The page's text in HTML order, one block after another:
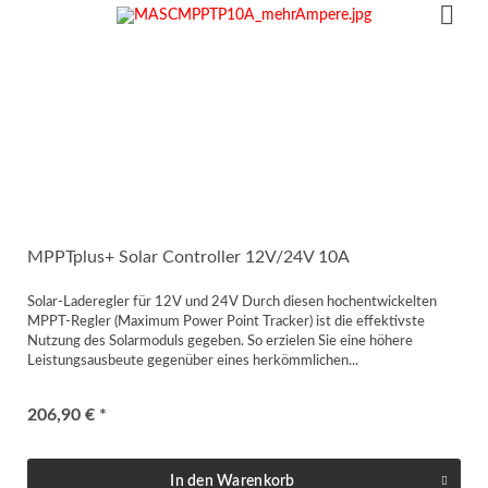
MPPTplus+ Solar Controller 12V/24V 10A
Solar-Laderegler für 12V und 24V Durch diesen hochentwickelten
MPPT-Regler (Maximum Power Point Tracker) ist die effektivste
Nutzung des Solarmoduls gegeben. So erzielen Sie eine höhere
Leistungsausbeute gegenüber eines herkömmlichen...
206,90 € *
In den Warenkorb